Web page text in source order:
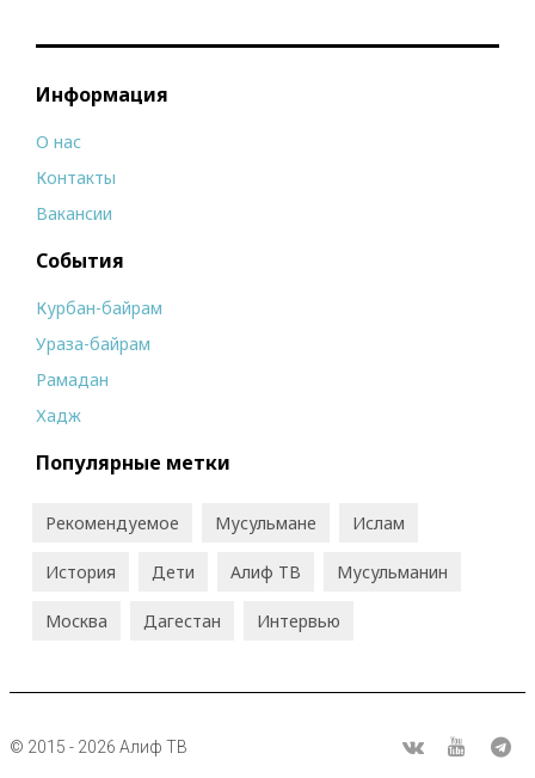
Информация
О нас
Контакты
Вакансии
События
Курбан-байрам
Ураза-байрам
Рамадан
Хадж
Популярные метки
Рекомендуемое Мусульмане Ислам
История Дети Алиф ТВ Мусульманин
Москва Дагестан Интервью
© 2015 - 2026 Алиф ТВ